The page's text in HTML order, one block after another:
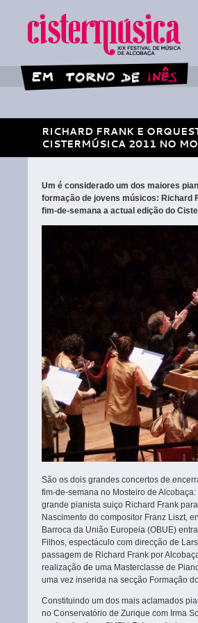
RICHARD FRANK E
CISTERMÚSICA 2011 NO
Um é considerado um dos maiores
formação de jovens músicos: Richard
fim-de-semana a actual edição do
São os dois grandes concertos de
fim-de-semana no Mosteiro de
grande pianista suiço Richard Frank
Nascimento do compositor Franz Liszt,
Barroca da União Europeia (OBUE)
Filhos, espectáculo com direcção de
passagem de Richard Frank por
realização de uma Masterclasse de
uma vez inserida na secção Formação
Constituindo um dos mais aclamados
no Conservatório de Zurique com Irma